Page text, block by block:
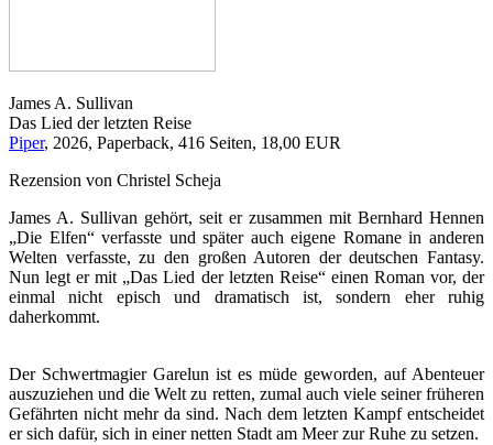
James A. Sullivan
Das Lied der letzten Reise
Piper, 2026, Paperback, 416 Seiten, 18,00 EUR
Rezension von Christel Scheja
James A. Sullivan gehört, seit er zusammen mit Bernhard Hennen
„Die Elfen“ verfasste und später auch eigene Romane in anderen
Welten verfasste, zu den großen Autoren der deutschen Fantasy.
Nun legt er mit „Das Lied der letzten Reise“ einen Roman vor, der
einmal nicht episch und dramatisch ist, sondern eher ruhig
daherkommt.
Der Schwertmagier Garelun ist es müde geworden, auf Abenteuer
auszuziehen und die Welt zu retten, zumal auch viele seiner früheren
Gefährten nicht mehr da sind. Nach dem letzten Kampf entscheidet
er sich dafür, sich in einer netten Stadt am Meer zur Ruhe zu setzen.